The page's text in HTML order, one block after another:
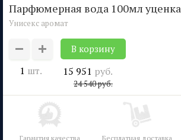
парфюмерная вода 100мл уценка
Унисекс аромат
1 шт. 15 951 руб.
24 540руб.
Гарантия качества Бесплатная доставка